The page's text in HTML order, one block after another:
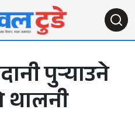
पुर्‍याउने
थालनी